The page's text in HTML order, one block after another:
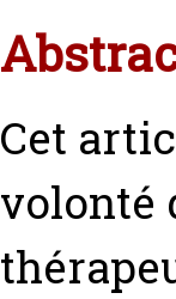
Cet
volonté